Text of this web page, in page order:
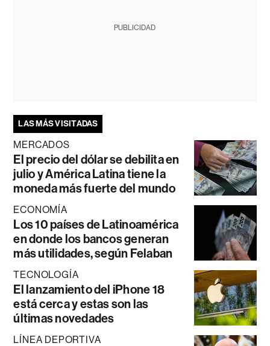
PUBLICIDAD
LAS MÁS VISITADAS
MERCADOS
El precio del dólar se debilita en
julio y América Latina tiene la
moneda más fuerte del mundo
ECONOMÍA
Los 10 países de Latinoamérica
en donde los bancos generan
más utilidades, según Felaban
TECNOLOGÍA
El lanzamiento del iPhone 18
está cerca y estas son las
últimas novedades
LÍNEA DEPORTIVA